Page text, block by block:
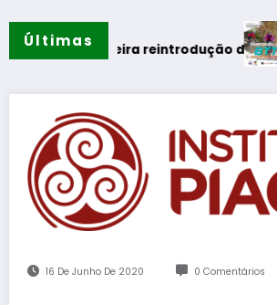
Últimasreintrodução de coelho-bravo
Guarda
16 De Junho De 2020 0 Comentários